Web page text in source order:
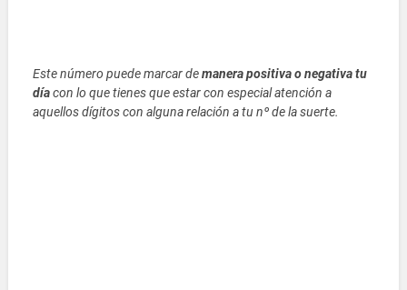
Este número puede marcar demanera positiva o negativa tu
díacon lo que tienes que estar con especial atención a
aquellos dígitos con alguna relación a tu nº de la suerte.